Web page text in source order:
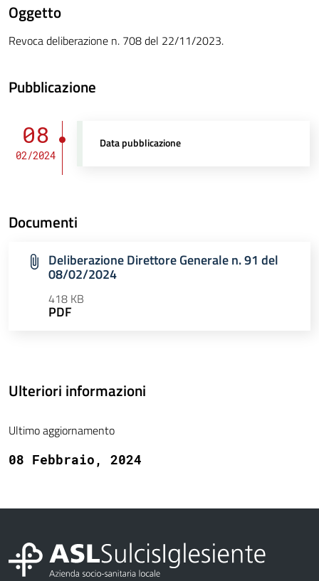
Oggetto
Revoca deliberazione n. 708 del 22/11/2023.
Pubblicazione
08
02/2024
Data pubblicazione
Documenti
Deliberazione Direttore Generale n. 91 del
08/02/2024
418 KB
PDF
Ulteriori informazioni
Ultimo aggiornamento
08 Febbraio, 2024